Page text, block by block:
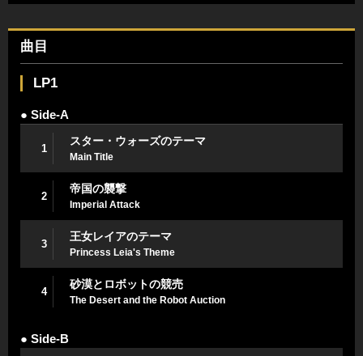
曲目
LP1
● Side-A
1
スター・ウォーズのテーマ
Main Title
2
帝国の襲撃
Imperial Attack
3
王女レイアのテーマ
Princess Leia's Theme
4
砂漠とロボットの競売
The Desert and the Robot Auction
● Side-B